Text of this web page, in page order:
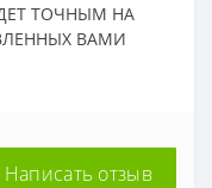
ТОЧНЫМ НА
ВАМИ
Написать отзыв